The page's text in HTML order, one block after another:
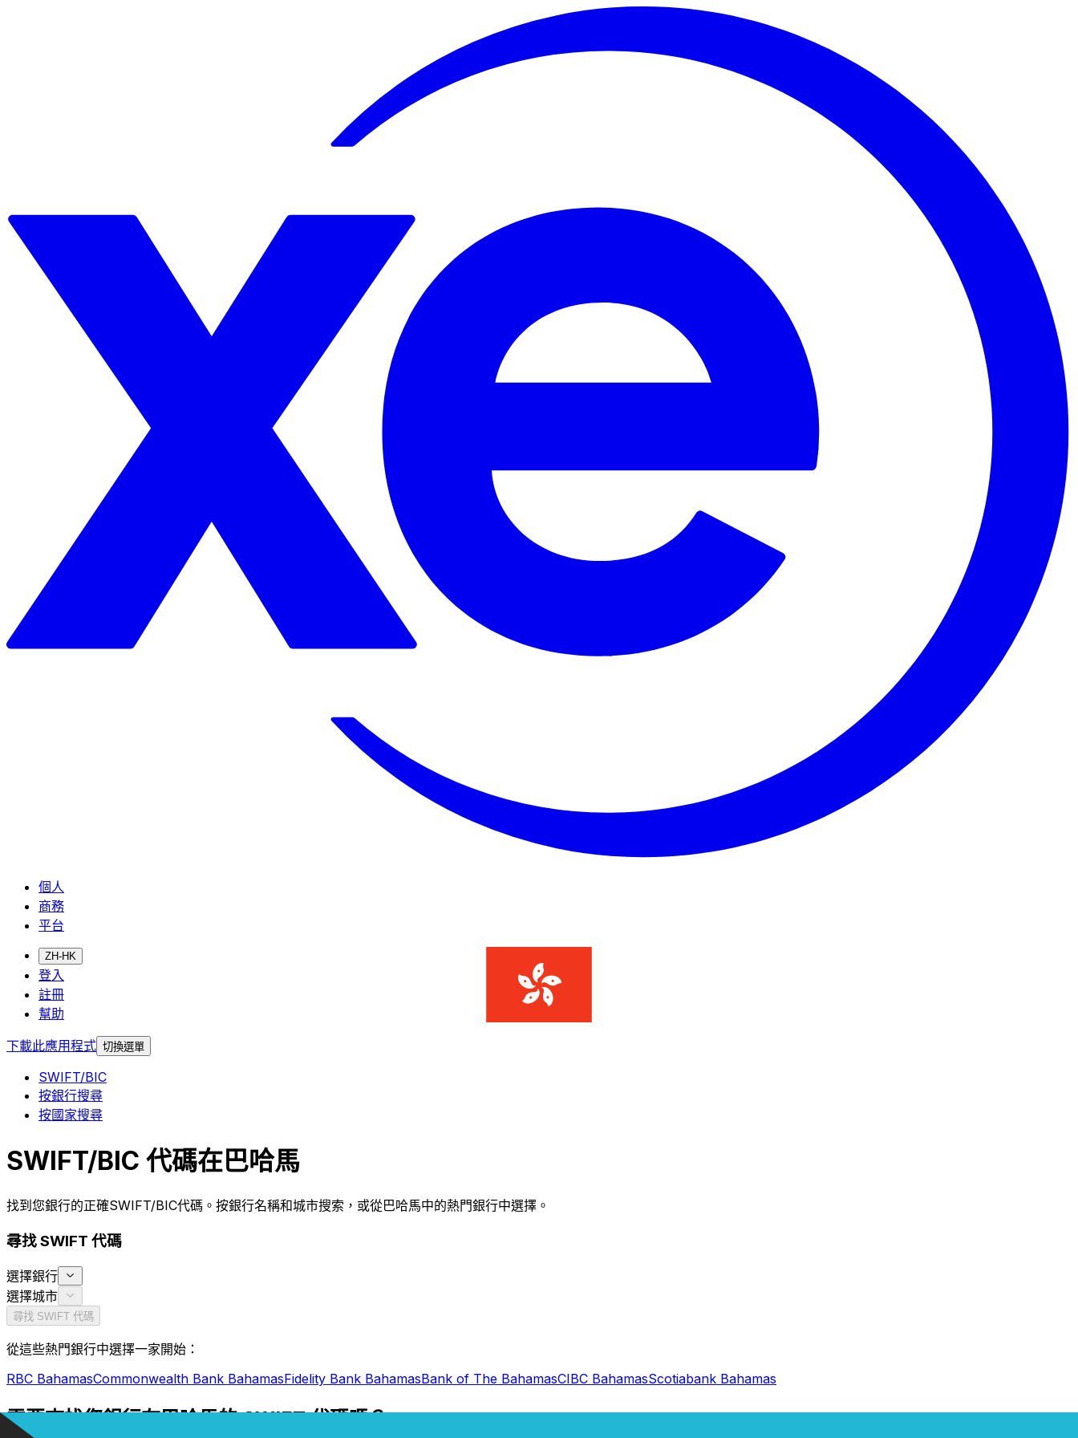
個人
商務
平台
ZH-HK
登入
註冊
幫助
下載此應用程式 切換選單
SWIFT/BIC
按銀行搜尋
按國家搜尋
SWIFT/BIC 代碼在巴哈馬
找到您銀行的正確SWIFT/BIC代碼。按銀行名稱和城市搜索，或從巴哈馬中的熱門銀行中選擇。
尋找 SWIFT 代碼
選擇銀行
選擇城市
尋找 SWIFT 代碼
從這些熱門銀行中選擇一家開始：
RBC BahamasCommonwealth Bank BahamasFidelity Bank BahamasBank of The BahamasCIBC BahamasScotiabank Bahamas
需要查找您銀行在巴哈馬的 SWIFT 代碼嗎？